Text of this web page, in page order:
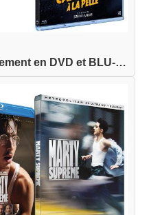
Cadavres à la Pelle actuellement en DVD et BLU-R...